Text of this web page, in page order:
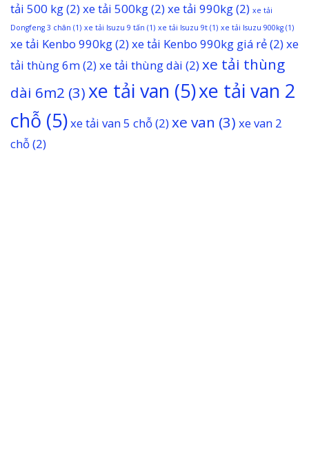
tải 500 kg(2) xe tải 500kg(2) xe tải 990kg(2) xe tải
Dongfeng 3 chân (1) xe tải Isuzu 9 tấn (1) xe tải Isuzu 9t (1) xe tải Isuzu 900kg (1)
xe tải Kenbo 990kg(2) xe tải Kenbo 990kg giá rẻ(2) xe
tải thùng 6m(2) xe tải thùng dài (2) xe tải thùng
dài 6m2 (3)xe tải van (5)xe tải van 2
chỗ (5)xe tải van 5 chỗ(2) xe van (3) xe van 2
chỗ(2)